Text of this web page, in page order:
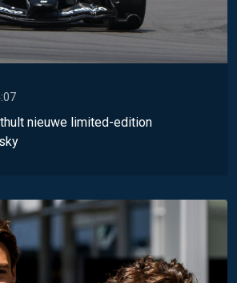
nieuwe limited-edition